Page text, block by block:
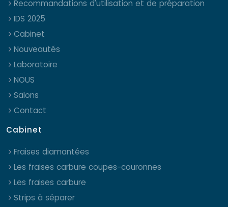
Recommandations d’utilisation et de préparation
IDS 2025
Cabinet
Nouveautés
Laboratoire
NOUS
Salons
Contact
Cabinet
Fraises diamantées
Les fraises carbure coupes-couronnes
Les fraises carbure
Strips à séparer